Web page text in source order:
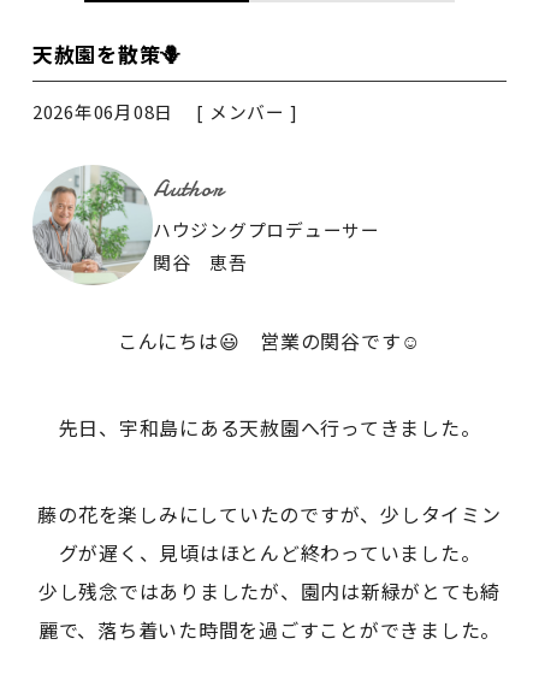
天赦園を散策🪻
2026年06月08日 [ メンバー ]
Author
ハウジングプロデューサー
関谷 恵吾
こんにちは😃 営業の関谷です☺️
先日、宇和島にある天赦園へ行ってきました。
藤の花を楽しみにしていたのですが、少しタイミン
グが遅く、見頃はほとんど終わっていました。
少し残念ではありましたが、園内は新緑がとても綺
麗で、落ち着いた時間を過ごすことができました。